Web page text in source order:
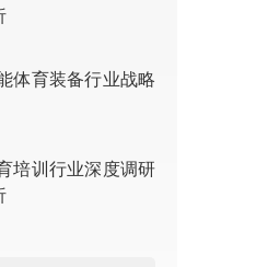
体育装备行业战略
培训行业深度调研